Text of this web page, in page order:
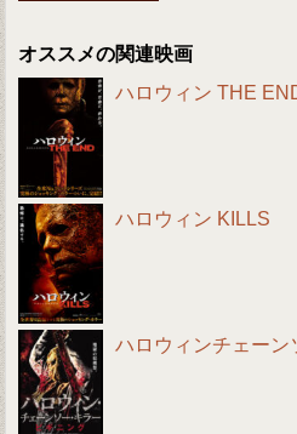
オススメの関連映画
ハロウィン THE
ハロウィン KILLS
ハロウィンチェー